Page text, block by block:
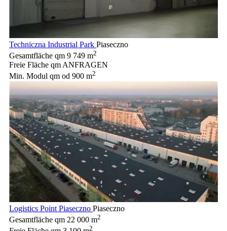
Techniczna Industrial Park Piaseczno
Gesamtfläche qm 9 749 m2
Freie Fläche qm ANFRAGEN
Min. Modul qm od 900 m2
Logistics Point Piaseczno Piaseczno
Gesamtfläche qm 22 000 m2
2